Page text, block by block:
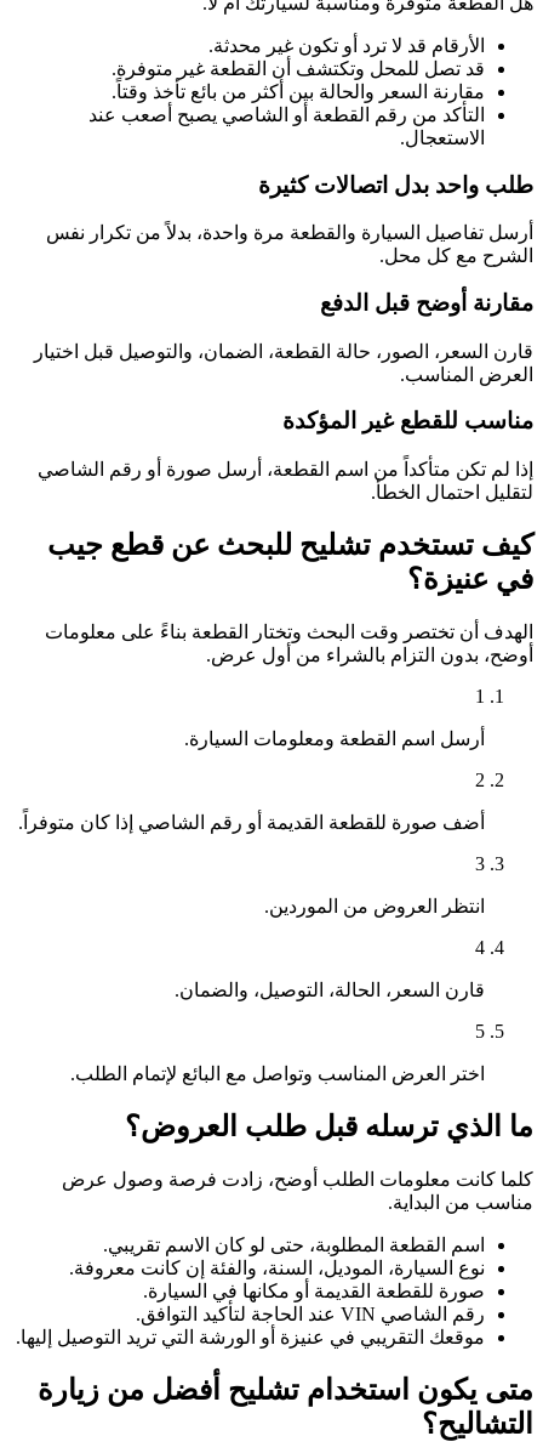
الأرقام قد لا ترد أو تكون غير محدثة.
قد تصل للمحل وتكتشف أن القطعة غير متوفرة.
مقارنة السعر والحالة بين أكثر من بائع تأخذ وقتاً.
التأكد من رقم القطعة أو الشاصي يصبح أصعب عند
الاستعجال.
طلب واحد بدل اتصالات كثيرة
أرسل تفاصيل السيارة والقطعة مرة واحدة، بدلاً من تكرار نفس
الشرح مع كل محل.
مقارنة أوضح قبل الدفع
قارن السعر، الصور، حالة القطعة، الضمان، والتوصيل قبل اختيار
العرض المناسب.
مناسب للقطع غير المؤكدة
إذا لم تكن متأكداً من اسم القطعة، أرسل صورة أو رقم الشاصي
لتقليل احتمال الخطأ.
كيف تستخدم تشليح للبحث عن قطع جيب
في عنيزة؟
الهدف أن تختصر وقت البحث وتختار القطعة بناءً على معلومات
أوضح، بدون التزام بالشراء من أول عرض.
1
أرسل اسم القطعة ومعلومات السيارة.
2
أضف صورة للقطعة القديمة أو رقم الشاصي إذا كان متوفراً.
3
انتظر العروض من الموردين.
4
قارن السعر، الحالة، التوصيل، والضمان.
5
اختر العرض المناسب وتواصل مع البائع لإتمام الطلب.
ما الذي ترسله قبل طلب العروض؟
كلما كانت معلومات الطلب أوضح، زادت فرصة وصول عرض
مناسب من البداية.
اسم القطعة المطلوبة، حتى لو كان الاسم تقريبي.
نوع السيارة، الموديل، السنة، والفئة إن كانت معروفة.
صورة للقطعة القديمة أو مكانها في السيارة.
رقم الشاصي VIN عند الحاجة لتأكيد التوافق.
موقعك التقريبي في عنيزة أو الورشة التي تريد التوصيل إليها.
متى يكون استخدام تشليح أفضل من زيارة
التشاليح؟